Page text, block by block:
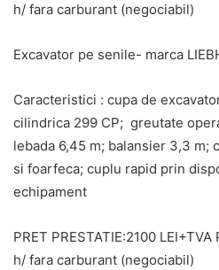
h/ fara carburant (negociabil)
Excavator pe senile- marca
Caracteristici : cupa de
cilindrica 299 CP; greutate
lebada 6,45 m; balansier 3,3 m;
si foarfeca; cuplu rapid prin
echipament
PRET PRESTATIE:2100
h/ fara carburant (negociabil)